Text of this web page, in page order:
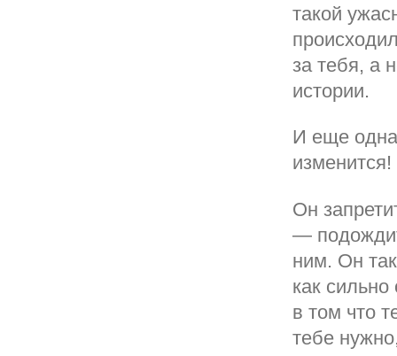
такой
за тебя, а
истории.
И еще
изменится!
Он
—
ним. Он
как
в том что
тебе